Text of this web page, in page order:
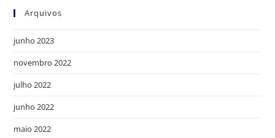
Arquivos
junho 2023
novembro 2022
julho 2022
junho 2022
maio 2022